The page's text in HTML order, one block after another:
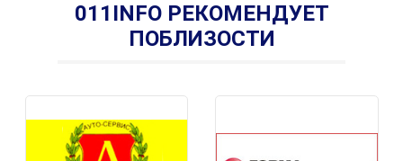
011INFO РЕКОМЕНДУЕТ
ПОБЛИЗОСТИ